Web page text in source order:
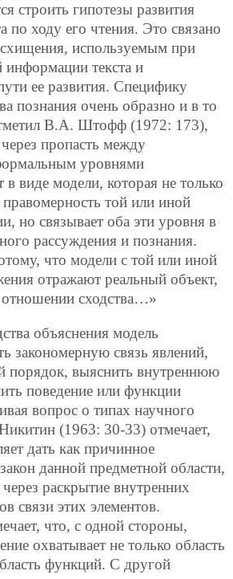
строить гипотезы развития
по ходу его чтения. Это связано
используемым при
текста и
ее развития. Специфику
познания очень образно и в то
В.А. Штофф (1972: 173),
пропасть между
уровнями
виде модели, которая не только
той или иной
но связывает оба эти уровня в
рассуждения и познания.
что модели с той или иной
отражают реальный объект,
отношении сходства…»
объяснения модель
закономерную связь явлений,
порядок, выяснить внутреннюю
поведение или функции
вопрос о типах научного
(1963: 30-33) отмечает,
дать как причинное
данной предметной области,
раскрытие внутренних
связи этих элементов.
что, с одной стороны,
охватывает не только область
функций. С другой